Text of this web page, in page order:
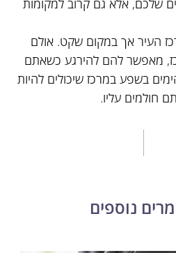
שלכם, אלא גם קרוב למקומות
העיר אך במקום שקט. אולם
מאפשר להם להירגע כשאתם
בשפע במרכז שיכולים להיות
חולמים עליו.
נוספים